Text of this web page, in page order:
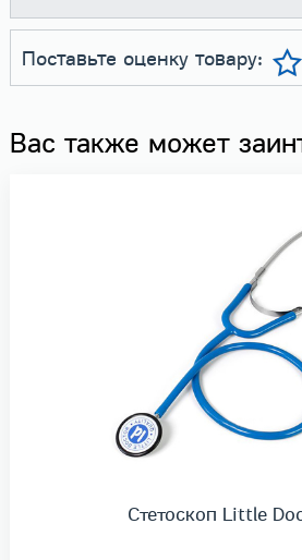
Поставьте оценку товару:
Вас также может
Стетоскоп Little